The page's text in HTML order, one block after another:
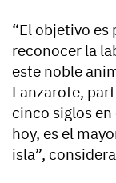
“El objetivo es
reconocer la
este noble
Lanzarote,
cinco siglos
hoy, es el
isla”,